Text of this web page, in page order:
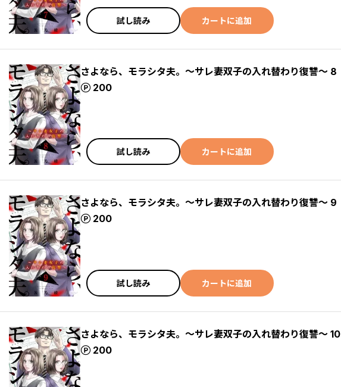
試し読み カートに追加
さよなら、モラシタ夫。～サレ妻双子の入れ替わり復讐～ 8
200
ポイント
試し読み カートに追加
さよなら、モラシタ夫。～サレ妻双子の入れ替わり復讐～ 9
200
ポイント
試し読み カートに追加
さよなら、モラシタ夫。～サレ妻双子の入れ替わり復讐～ 10
200
ポイント